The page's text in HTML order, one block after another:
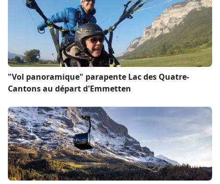
"Vol panoramique" parapente Lac des Quatre-
Cantons au départ d'Emmetten